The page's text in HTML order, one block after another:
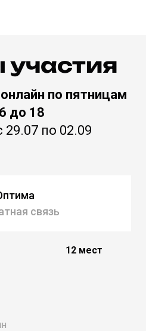
участия
по пятницам
до 18
29.07 по 02.09
связь
12 мест